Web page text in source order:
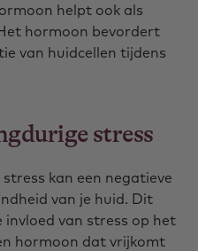
helpt ook als
hormoon bevordert
van huidcellen tijdens
stress
kan een negatieve
van je huid. Dit
van stress op het
hormoon dat vrijkomt